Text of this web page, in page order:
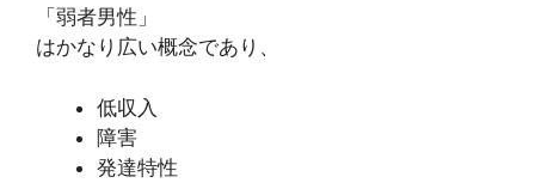
「弱者男性」
はかなり広い概念であり、
低収入
障害
発達特性